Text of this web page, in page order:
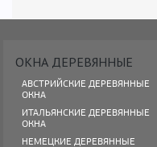
ОКНА ДЕРЕВЯННЫЕ
АВСТРИЙСКИЕ ДЕРЕВЯННЫЕ
ОКНА
ИТАЛЬЯНСКИЕ ДЕРЕВЯННЫЕ
ОКНА
НЕМЕЦКИЕ ДЕРЕВЯННЫЕ